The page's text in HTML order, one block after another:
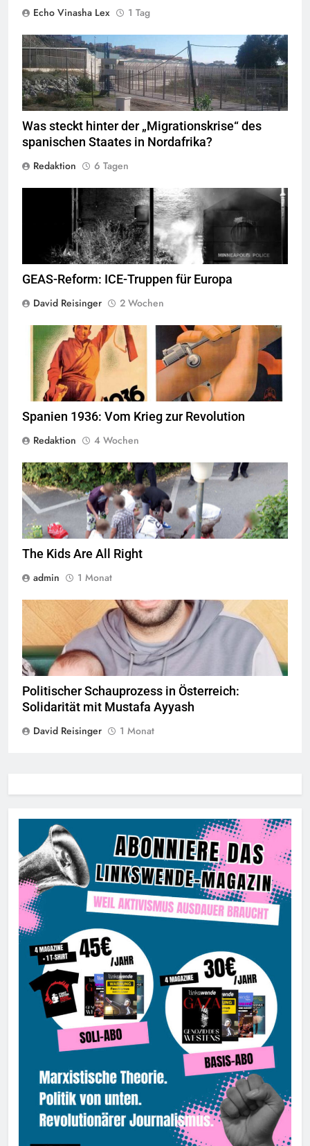
Echo Vinasha Lex 1 Tag
Valla de la Frontera zwischen Ceuta und Marokko.Quelle©
Xemenendura, CA-
BY-SA-3.0
Was steckt hinter der „Migrationskrise“ des
spanischen Staates in Nordafrika?
Redaktion
6 Tagen
George Floyd Aufstand © Chad Davis.jpg
GEAS-Reform: ICE-Truppen für Europa
David Reisinger
2 Wochen
© Wikimedia Commons Quelle
Spanien 1936: Vom Krieg zur Revolution
Redaktion
4 Wochen
Jugendliche verlieren im öffentlichen Raum zunehmend ihre
Freiheiten,Quelle © Armin KübelbeckCC-BY-SA-3.0
The Kids Are All Right
admin
1 Monat
© Twitter Mustafa ayyash
Politischer Schauprozess in Österreich:
Solidarität mit Mustafa Ayyash
David Reisinger
1 Monat